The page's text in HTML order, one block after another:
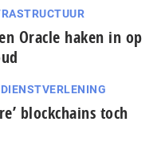
Oracle haken in op
blockchains toch